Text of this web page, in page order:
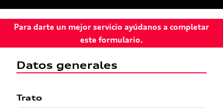
Para darte un mejor servicio ayúdanos a completar
este formulario.
Datos generales
Trato